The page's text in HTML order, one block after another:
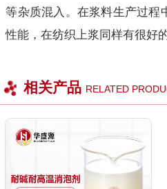
等杂质混入。在浆料生产过程
性能，在纺织上浆同样有很好
相关产品 RELATED